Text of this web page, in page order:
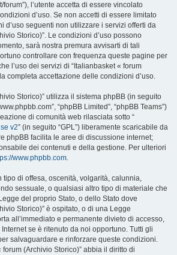
forum”), l’utente accetta di essere vincolato
d’uso. Se non accetti di essere limitato
d’uso seguenti non utilizzare i servizi offerti da
Storico)”. Le condizioni d’uso possono
sarà nostra premura avvisarti di tali
controllare con frequenza queste pagine per
l’uso dei servizi di “Italianbasket « forum
completa accettazione delle condizioni d’uso.
Storico)” utilizza il sistema phpBB (in seguito
“phpBB Limited”, “phpBB Teams”)
di comunità web rilasciata sotto “
v2” (in seguito “GPL”) liberamente scaricabile da
phpBB facilita le aree di discussione internet;
dei contenuti e della gestione. Per ulteriori
www.phpbb.com.
tipo di offesa, oscenità, volgarità, calunnia,
sessuale, o qualsiasi altro tipo di materiale che
del proprio Stato, o dello Stato dove
Storico)” è ospitato, o di una Legge
all’immediato e permanente divieto di accesso,
se è ritenuto da noi opportuno. Tutti gli
salvaguardare e rinforzare queste condizioni.
forum (Archivio Storico)” abbia il diritto di